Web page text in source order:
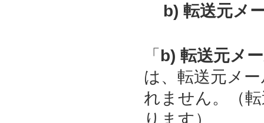
b) 転送元メ
「 b) 転送元メ
は、転送元メ
れません。（
ります）